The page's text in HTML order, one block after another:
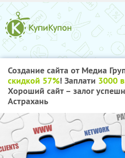
Создание сайта от Медиа
скидкой 57%! Заплати 3000
Хороший сайт – залог
Астрахань